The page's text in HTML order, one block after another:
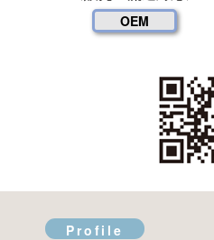
OEM
Profile